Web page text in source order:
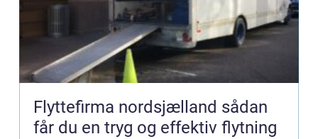
Flyttefirma nordsjælland sådan
får du en tryg og effektiv flytning